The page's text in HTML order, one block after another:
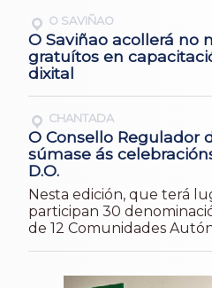
O SAVIÑAO
O Saviñao acollerá no
gratuítos en
dixital
CHANTADA
O Consello Regulador
súmase ás
D.O.
Nesta edición, que terá
participan 30
de 12 Comunidades